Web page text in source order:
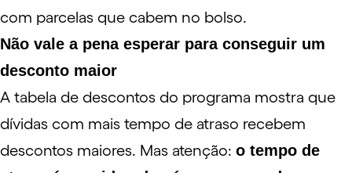
com parcelas que cabem no bolso.
Não vale a pena esperar para conseguir um
desconto maior
A tabela de descontos do programa mostra que
dívidas com mais tempo de atraso recebem
descontos maiores. Mas atenção: o tempo de